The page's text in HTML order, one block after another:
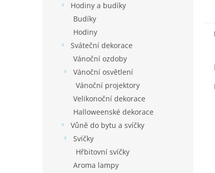
Hodiny a budíky
Budíky
Hodiny
Sváteční dekorace
Vánoční ozdoby
Vánoční osvětlení
Vánoční projektory
Velikonoční dekorace
Halloweenské dekorace
Vůně do bytu a svíčky
Svíčky
Hřbitovní svíčky
Aroma lampy